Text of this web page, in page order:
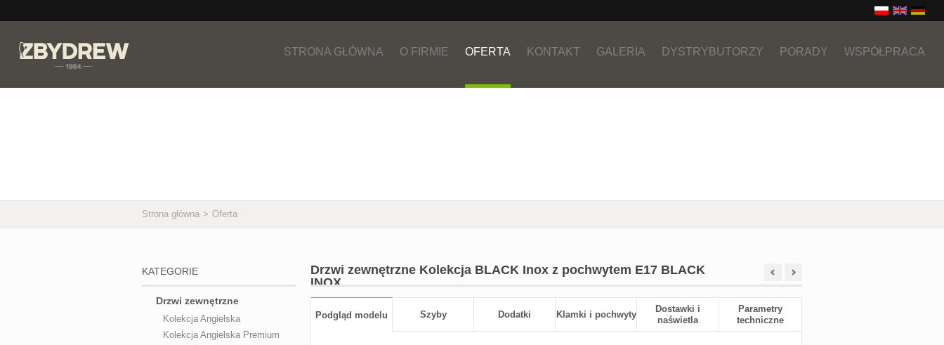
STRONA GŁÓWNA O FIRMIE OFERTA KONTAKT GALERIA DYSTRYBUTORZY PORADY WSPÓŁPRACA
Strona główna > Oferta
KATEGORIE
Drzwi zewnętrzne
Kolekcja Angielska
Kolekcja Angielska Premium
Drzwi zewnętrzne Kolekcja BLACK Inox z pochwytem E17 BLACK
INOX
Podgląd modelu Szyby Dodatki Klamki i pochwyty
Dostawki i
naświetla
Parametry
techniczne